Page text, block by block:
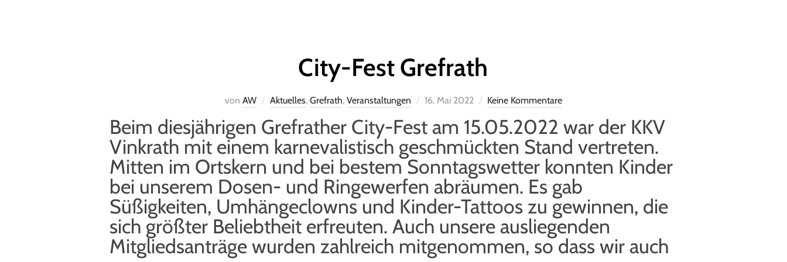
City-Fest Grefrath
von AW Aktuelles, Grefrath, Veranstaltungen 16. Mai 2022 Keine Kommentare
Beim diesjährigen Grefrather City-Fest am 15.05.2022 war der KKV
Vinkrath mit einem karnevalistisch geschmückten Stand vertreten.
Mitten im Ortskern und bei bestem Sonntagswetter konnten Kinder
bei unserem Dosen- und Ringewerfen abräumen. Es gab
Süßigkeiten, Umhängeclowns und Kinder-Tattoos zu gewinnen, die
sich größter Beliebtheit erfreuten. Auch unsere ausliegenden
Mitgliedsanträge wurden zahlreich mitgenommen, so dass wir auch